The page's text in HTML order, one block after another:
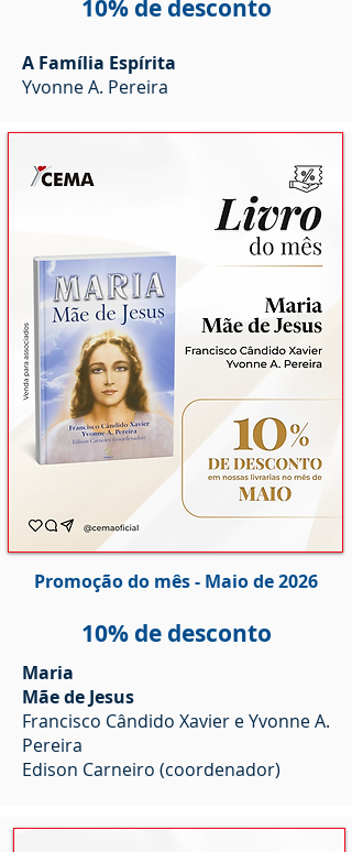
10% de desconto
A Família Espírita
Yvonne A. Pereira
Promoção do mês - Maio de 2026
10% de desconto
Maria
Mãe de Jesus
Francisco Cândido Xavier e Yvonne A.
Pereira
Edison Carneiro (coordenador)